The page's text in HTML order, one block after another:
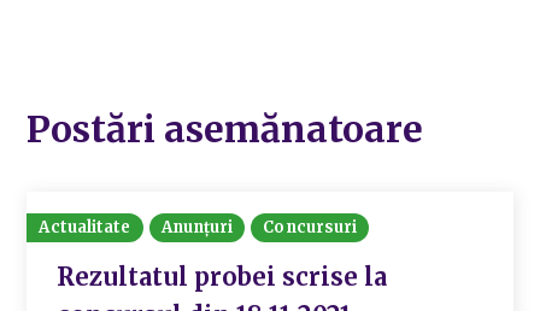
Postări asemănatoare
Actualitate Anunțuri Concursuri
Rezultatul probei scrise la